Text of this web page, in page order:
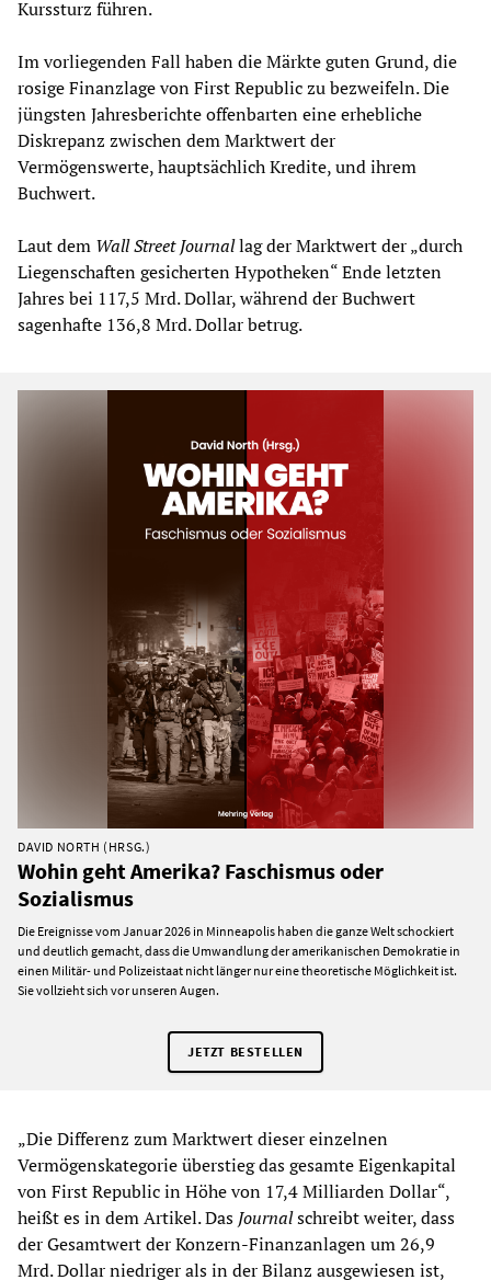
Kurssturz führen.
Im vorliegenden Fall haben die Märkte guten Grund, die
rosige Finanzlage von First Republic zu bezweifeln. Die
jüngsten Jahresberichte offenbarten eine erhebliche
Diskrepanz zwischen dem Marktwert der
Vermögenswerte, hauptsächlich Kredite, und ihrem
Buchwert.
Laut dem Wall Street Journallag der Marktwert der „durch
Liegenschaften gesicherten Hypotheken“ Ende letzten
Jahres bei 117,5 Mrd. Dollar, während der Buchwert
sagenhafte 136,8 Mrd. Dollar betrug.
DAVID NORTH (HRSG.)
Wohin geht Amerika? Faschismus oder
Sozialismus
Die Ereignisse vom Januar 2026 in Minneapolis haben die ganze Welt schockiert
und deutlich gemacht, dass die Umwandlung der amerikanischen Demokratie in
einen Militär- und Polizeistaat nicht länger nur eine theoretische Möglichkeit ist.
Sie vollzieht sich vor unseren Augen.
JETZT BESTELLEN
„Die Differenz zum Marktwert dieser einzelnen
Vermögenskategorie überstieg das gesamte Eigenkapital
von First Republic in Höhe von 17,4 Milliarden Dollar“,
heißt es in dem Artikel. Das Journalschreibt weiter, dass
der Gesamtwert der Konzern-Finanzanlagen um 26,9
Mrd. Dollar niedriger als in der Bilanz ausgewiesen ist,